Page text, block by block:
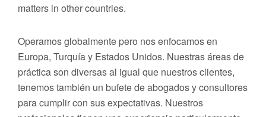
matters in other countries.
Operamos globalmente pero nos enfocamos en
Europa, Turquía y Estados Unidos. Nuestras áreas de
práctica son diversas al igual que nuestros clientes,
tenemos también un bufete de abogados y consultores
para cumplir con sus expectativas. Nuestros